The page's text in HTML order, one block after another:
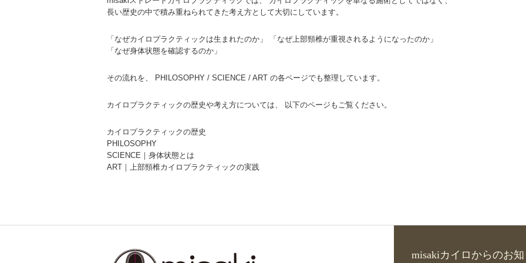
長い歴史の中で積み重ねられてきた考え方として大切にしています。
「なぜカイロプラクティックは生まれたのか」 「なぜ上部頸椎が重視されるようになったのか」
「なぜ身体状態を確認するのか」
その流れを、 PHILOSOPHY / SCIENCE / ART の各ページでも整理しています。
カイロプラクティックの歴史や考え方については、 以下のページもご覧ください。
カイロプラクティックの歴史
PHILOSOPHY
SCIENCE｜身体状態とは
ART｜上部頸椎カイロプラクティックの実践
misakiカイロからのお